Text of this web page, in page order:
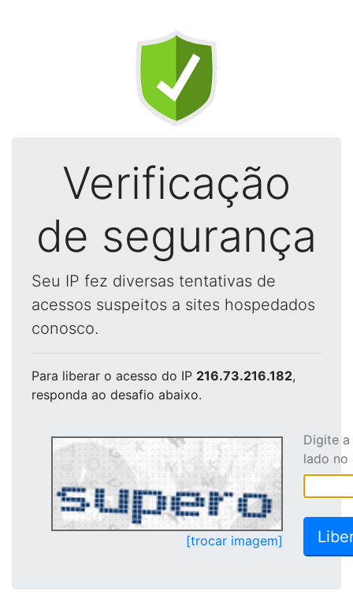
Verificação
de segurança
Seu IP fez diversas tentativas de
acessos suspeitos a sites hospedados
conosco.
Para liberar o acesso do IP 216.73.216.182,
responda ao desafio abaixo.
[trocar imagem]
Digite
lado no